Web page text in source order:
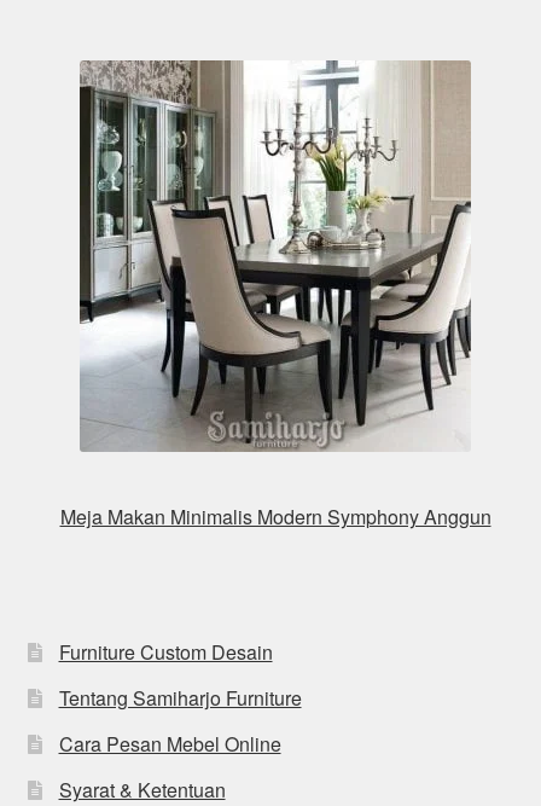
Meja Makan Minimalis Modern Symphony Anggun
Furniture Custom Desain
Tentang Samiharjo Furniture
Cara Pesan Mebel Online
Syarat & Ketentuan